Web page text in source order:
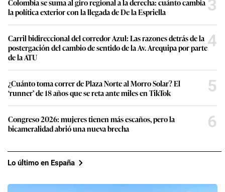
Colombia se suma al giro regional a la derecha: cuánto cambia
la política exterior con la llegada de De la Espriella
3
Carril bidireccional del corredor Azul: Las razones detrás de la
postergación del cambio de sentido de la Av. Arequipa por parte
de la ATU
4
¿Cuánto toma correr de Plaza Norte al Morro Solar? El
‘runner’ de 18 años que se reta ante miles en TikTok
5
Congreso 2026: mujeres tienen más escaños, pero la
bicameralidad abrió una nueva brecha
6
Lo último en España